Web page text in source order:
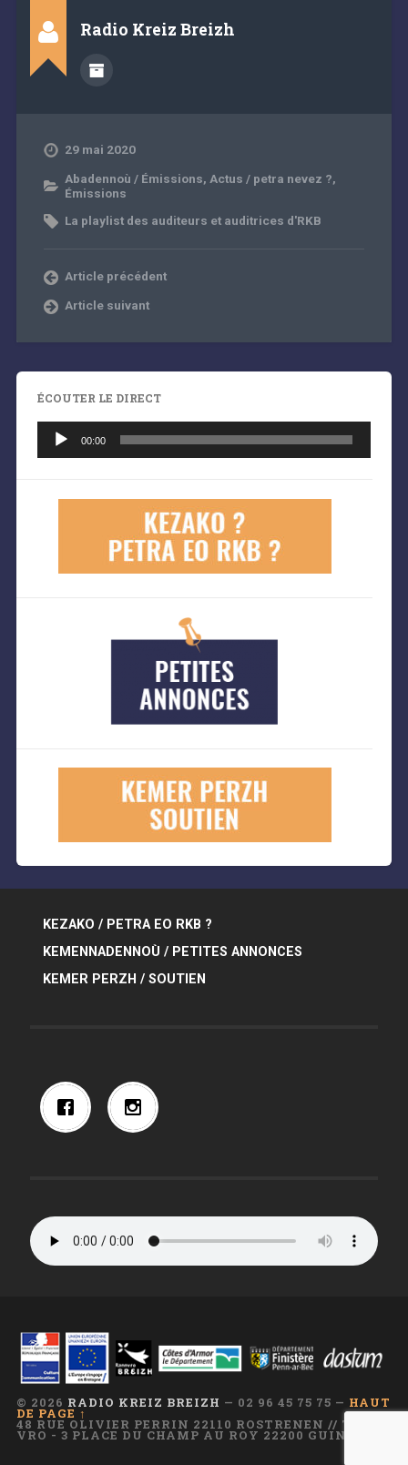
Radio Kreiz Breizh
29 mai 2020
Abadennoù / Émissions, Actus / petra nevez ?,
Émissions
La playlist des auditeurs et auditrices d'RKB
Article précédent
Article suivant
ÉCOUTER LE DIRECT
Lecteur
audio
00:00
KEZAKO / PETRA EO RKB ?
KEMENNADENNOÙ / PETITES ANNONCES
KEMER PERZH / SOUTIEN
© 2026 RADIO KREIZ BREIZH — 02 96 45 75 75 — HAUT
DE PAGE ↑
48 RUE OLIVIER PERRIN 22110 ROSTRENEN // TI AR
VRO - 3 PLACE DU CHAMP AU ROY 22200 GUINGAMP